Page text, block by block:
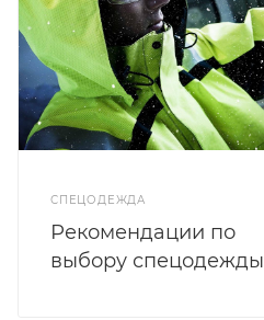
СПЕЦОДЕЖДА
Рекомендации по
выбору спецодежды